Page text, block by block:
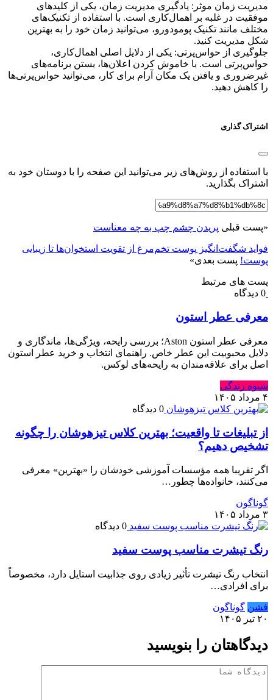
مدیریت زمان موثر: یادگیری مدیریت زمان، یکی از کلیدهای
موفقیت در غلبه بر اهمال‌کاری است. با استفاده از تکنیک‌های
مختلف مانند تکنیک پومودورو، می‌توانید زمان خود را به بهترین
شکل مدیریت کنید.
جلوگیری از حواس‌پرتی: یکی از دلایل اصلی اهمال‌کاری،
حواس‌پرتی است. با خاموش کردن اعلان‌ها، بستن برنامه‌های
غیرضروری و یافتن یک مکان آرام برای کار، می‌توانید حواس‌پرتی‌ها
را کاهش دهید.
اشتراک گذاری
با استفاده از روش‌های زیر می‌توانید این صفحه را با دوستان خود به
اشتراک بگذارید.
«پست قبلی پریدن چشم چپ به چه معناست
فواید شگفت‌انگیز پوست تخم‌مرغ از تقویت استخوان‌ها تا زیبایی
پوست! پست بعدی»
پست های مرتبط
0 دیدگاه
معرفی عطر استون
معرفی عطر استون Aston؛ بررسی رایحه، ویژگی‌ها، ماندگاری و
دلایل محبوبیت این عطر خاص. راهنمای انتخاب و خرید عطر استون
اصل برای علاقه‌مندان به رایحه‌های لوکس.
شیوه زندگی
۴ مرداد ۱۴۰۵
0 دیدگاه
از تبلیغات تا واقعیت؛ بهترین کلاس تیزهوشان را چگونه
تشخیص دهیم؟
اگر تقریبا همه مؤسسات آموزشی خودشان را «بهترین» معرفی
می‌کنند، خانواده‌ها چطور…
گوناگون
۳ مرداد ۱۴۰۵
0 دیدگاه
رنگ تیشرت مناسب پوست سفید
انتخاب رنگ تیشرت تأثیر زیادی روی جذابیت استایل دارد، مخصوصاً
برای افرادی…
فشن گوناگون
۲۰ تیر ۱۴۰۵
دیدگاهتان را بنویسید